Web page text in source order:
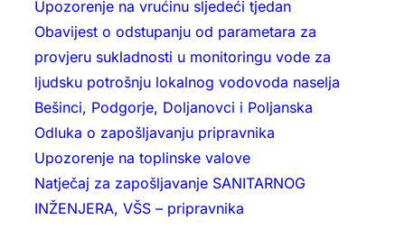
Upozorenje na vrućinu sljedeći tjedan
Obavijest o odstupanju od parametara za
provjeru sukladnosti u monitoringu vode za
ljudsku potrošnju lokalnog vodovoda naselja
Bešinci, Podgorje, Doljanovci i Poljanska
Odluka o zapošljavanju pripravnika
Upozorenje na toplinske valove
Natječaj za zapošljavanje SANITARNOG
INŽENJERA, VŠS – pripravnika